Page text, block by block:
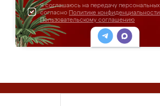
Я соглашаюсь на передачу
согласно Политике конфиденциальности
Пользовательскому соглашению